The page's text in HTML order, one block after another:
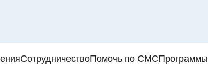
СотрудничествоПомочь по СМСПрограммы